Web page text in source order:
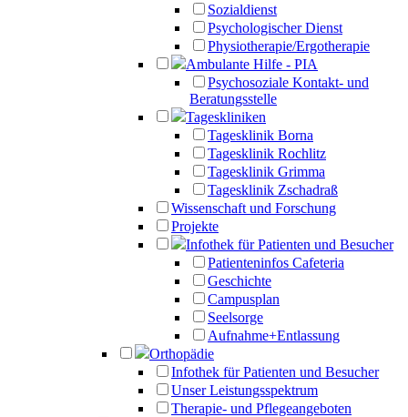
Sozialdienst
Psychologischer Dienst
Physiotherapie/Ergotherapie
Ambulante Hilfe - PIA
Psychosoziale Kontakt- und
Beratungsstelle
Tageskliniken
Tagesklinik Borna
Tagesklinik Rochlitz
Tagesklinik Grimma
Tagesklinik Zschadraß
Wissenschaft und Forschung
Projekte
Infothek für Patienten und Besucher
Patienteninfos Cafeteria
Geschichte
Campusplan
Seelsorge
Aufnahme+Entlassung
Orthopädie
Infothek für Patienten und Besucher
Unser Leistungsspektrum
Therapie- und Pflegeangeboten